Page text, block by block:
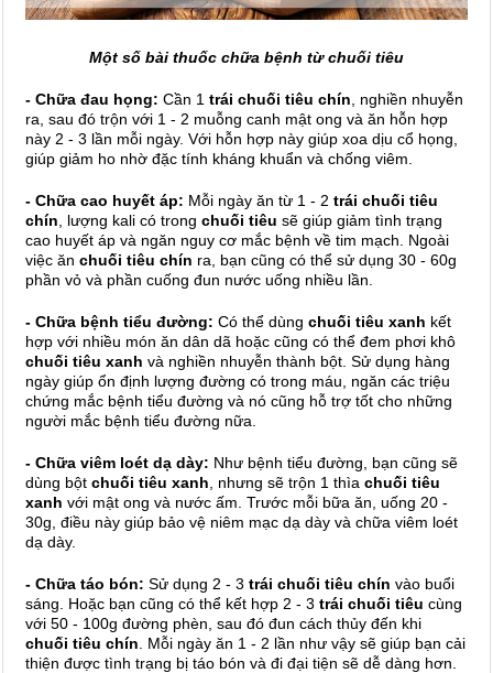
Một số bài thuốc chữa bệnh từ chuối tiêu
- Chữa đau họng: Cần 1 trái chuối tiêu chín , nghiền nhuyễn
ra, sau đó trộn với 1 - 2 muỗng canh mật ong và ăn hỗn hợp
này 2 - 3 lần mỗi ngày. Với hỗn hợp này giúp xoa dịu cổ họng,
giúp giảm ho nhờ đặc tính kháng khuẩn và chống viêm.
- Chữa cao huyết áp: Mỗi ngày ăn từ 1 - 2 trái chuối tiêu
chín , lượng kali có trong chuối tiêu sẽ giúp giảm tình trạng
cao huyết áp và ngăn nguy cơ mắc bệnh về tim mạch. Ngoài
việc ăn chuối tiêu chín ra, bạn cũng có thể sử dụng 30 - 60g
phần vỏ và phần cuống đun nước uống nhiều lần.
- Chữa bệnh tiểu đường: Có thể dùng chuối tiêu xanh kết
hợp với nhiều món ăn dân dã hoặc cũng có thể đem phơi khô
chuối tiêu xanh và nghiền nhuyễn thành bột. Sử dụng hàng
ngày giúp ổn định lượng đường có trong máu, ngăn các triệu
chứng mắc bệnh tiểu đường và nó cũng hỗ trợ tốt cho những
người mắc bệnh tiểu đường nữa.
- Chữa viêm loét dạ dày: Như bệnh tiểu đường, bạn cũng sẽ
dùng bột chuối tiêu xanh , nhưng sẽ trộn 1 thìa chuối tiêu
xanh với mật ong và nước ấm. Trước mỗi bữa ăn, uống 20 -
30g, điều này giúp bảo vệ niêm mạc dạ dày và chữa viêm loét
dạ dày.
- Chữa táo bón: Sử dụng 2 - 3 trái chuối tiêu chín vào buổi
sáng. Hoặc bạn cũng có thể kết hợp 2 - 3 trái chuối tiêu cùng
với 50 - 100g đường phèn, sau đó đun cách thủy đến khi
chuối tiêu chín . Mỗi ngày ăn 1 - 2 lần như vậy sẽ giúp bạn cải
thiện được tình trạng bị táo bón và đi đại tiện sẽ dễ dàng hơn.